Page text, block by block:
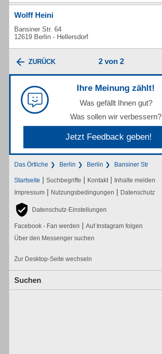
Wolff Heini
Bansiner Str. 64
12619 Berlin - Hellersdorf
ZURÜCK 2 von 2
Ihre Meinung zählt!
Was gefällt Ihnen gut?
Was sollen wir verbessern?
Jetzt Feedback geben!
Das Örtliche Berlin Berlin Bansiner Str
Startseite | Suchbegriffe | Kontakt | Inhalte melden
Impressum | Nutzungsbedingungen | Datenschutz
Datenschutz-Einstellungen
Facebook - Fan werden | Auf Instagram folgen
Über den Messenger suchen
Zur Desktop-Seite wechseln
Suchen